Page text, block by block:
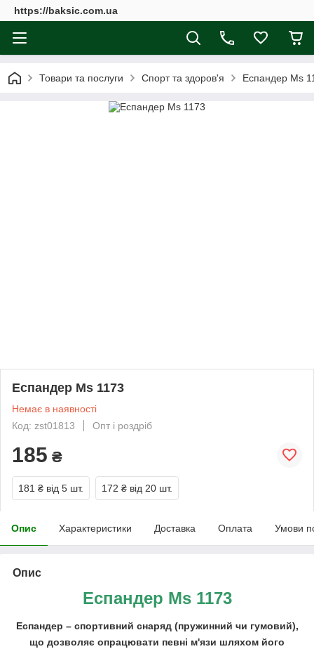
https://baksic.com.ua
Товари та послуги Спорт та здоров'я Еспандер Ms
Еспандер Ms 1173
Немає в наявності
Код: zst01813
Опт і роздріб
185 ₴
181 ₴ від 5 шт. 172 ₴ від 20 шт.
Опис Характеристики Доставка Оплата Умови
Опис
Еспандер Ms 1173
Еспандер – спортивний снаряд (пружинний чи гумовий),
що дозволяє опрацювати певні м'язи шляхом його